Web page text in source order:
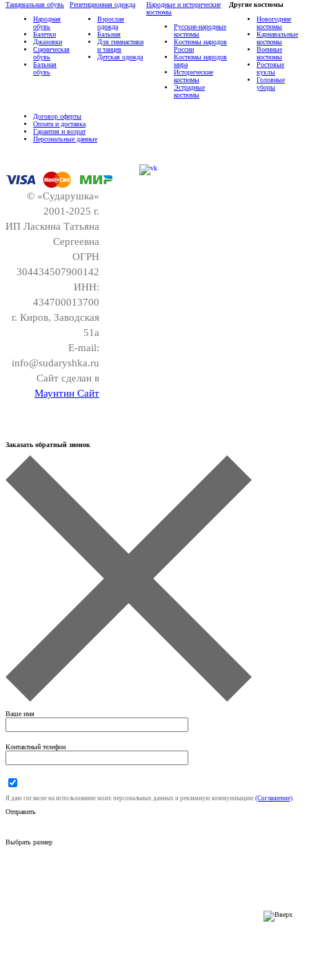
Танцевальная обувь
Народная
обувь
Балетки
Джазовки
Сценическая
обувь
Бальная
обувь
Репетиционная одежда
Взрослая
одежда
Бальная
Для гимнастики
и танцев
Детская одежда
Народные и исторические
костюмы
Русские-народные
костюмы
Костюмы народов
России
Костюмы народов
мира
Исторические
костюмы
Эстрадные
костюмы
Другие костюмы
Новогодние
костюмы
Карнавальные
костюмы
Военные
костюмы
Ростовые
куклы
Головные
уборы
Договор оферты
Оплата и доставка
Гарантия и возрат
Персональные данные
© «Сударушка»
2001-2025 г.
ИП Ласкина Татьяна
Сергеевна
ОГРН
304434507900142
ИНН:
434700013700
г. Киров, Заводская
51а
E-mail:
info@sudaryshka.ru
Сайт сделан в
Маунтин Сайт
Заказать обратный звонок
Ваше имя
Контактный телефон
Я даю согласие на использование моих персональных данных и рекламную коммуникацию (Соглашение).
Отправить
Выбрать размер